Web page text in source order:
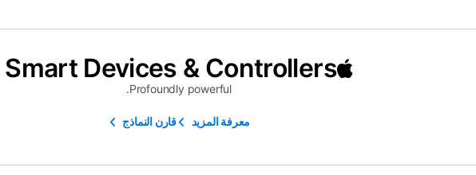
Smart Devices & Controllers
Profoundly powerful.
معرفة المزيد قارن النماذج